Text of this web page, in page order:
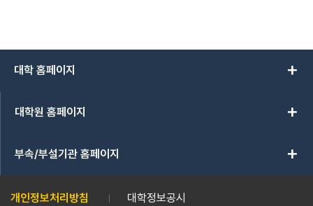
대학 홈페이지 add
대학원 홈페이지 add
부속/부설기관 홈페이지 add
개인정보처리방침 대학정보공시